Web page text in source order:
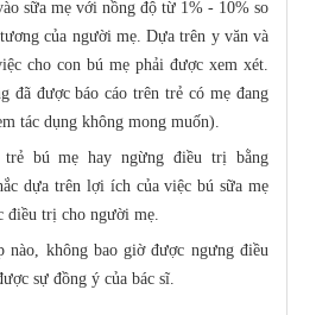
sữa mẹ với nồng độ từ 1% - 10% so
của người mẹ. Dựa trên y văn và
cho con bú mẹ phải được xem xét.
đã được báo cáo trên trẻ có mẹ đang
tác dụng không mong muốn).
trẻ bú mẹ hay ngừng điều trị bằng
dựa trên lợi ích của việc bú sữa mẹ
điều trị cho người mẹ.
không bao giờ được ngưng điều
sự đồng ý của bác sĩ.